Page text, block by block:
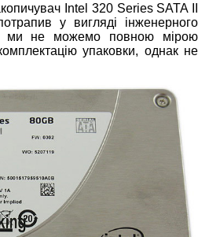
Intel 320 Series SATA II
у вигляді інженерного
ми не можемо повною мірою
упаковки, однак не